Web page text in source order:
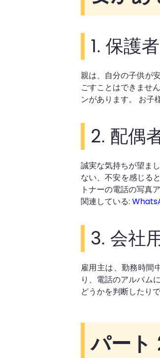
1. 保護
親は、自分の子供が
ごすことはできませ
ンがあります。 お子
2. 配偶
誠実な気持ちが望ま
ない、不安を感じる
トナーの電話の写真
関連している:
3. 会社
雇用主は、勤務時間
り、電話のアルバム
どうかを判断したりで
パート